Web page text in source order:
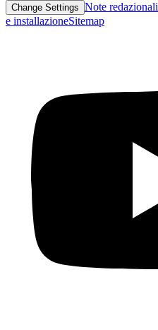
Change Settings Note redazionali
e installazioneSitemap